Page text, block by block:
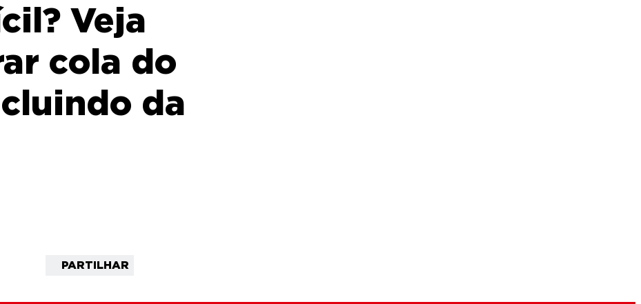
Veja
cola do
da
PARTILHAR